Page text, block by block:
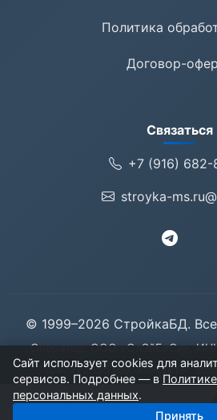
34 компаний
Политика
Договор-
Связаться
+7 (916) 682-
stroyka-
© 1999–2026 СтройкаБД.
Оператор: ООО «ОлЭйБиСи»,
1047722055160. Контакты:
125057, Москва,
Сайт использует cookies для
сервисов. Подробнее — в
персональных данных.
Принять